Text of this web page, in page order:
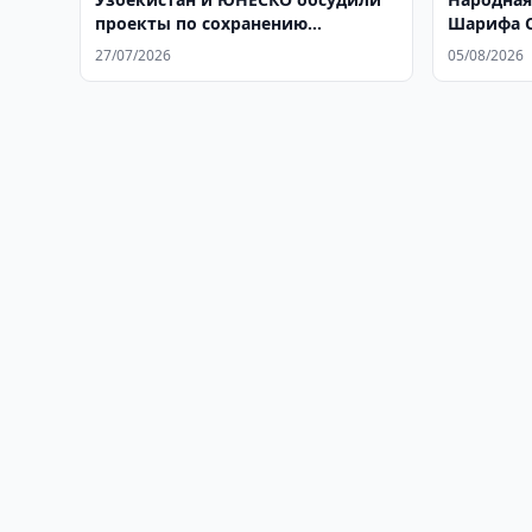
проекты по сохранению
культурного наследия
27/07/2026
Шарифа
75-м
05/08/2026